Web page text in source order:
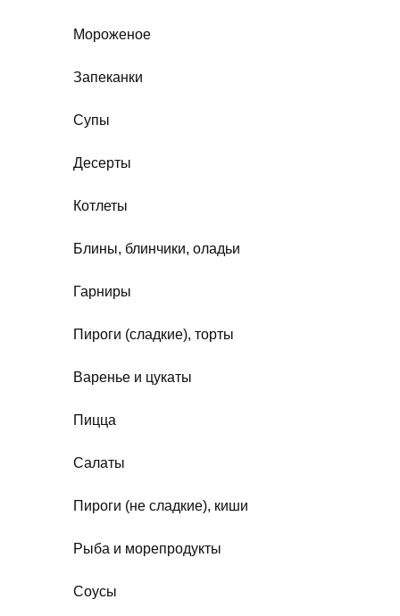
Мороженое
Запеканки
Супы
Десерты
Котлеты
Блины, блинчики, оладьи
Гарниры
Пироги (сладкие), торты
Варенье и цукаты
Пицца
Салаты
Пироги (не сладкие), киши
Рыба и морепродукты
Соусы